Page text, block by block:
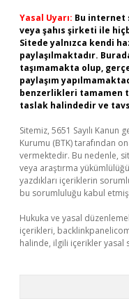
Yasal Uyarı: Bu internet
veya şahıs şirketi ile
Sitede yalnızca kendi
paylaşılmaktadır.
taşımamakta olup,
paylaşım
benzerlikleri tamamen
taslak halindedir ve
Sitemiz, 5651 Sayılı
Kurumu (BTK) tarafından
vermektedir. Bu nedenle,
veya araştırma
yazdıkları içeriklerin
bu sorumluluğu kabul etmiş
Hukuka ve yasal
içerikleri,
halinde, ilgili içerikler yasal